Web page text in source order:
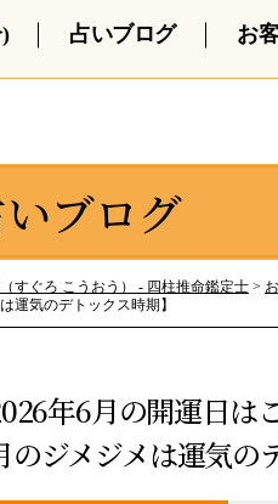
占いブログ お
いブログ
すぐろ こうおう） - 四柱推命鑑定士 >
運気のデトックス時期】
年6月の開運日は
のジメジメは運気の